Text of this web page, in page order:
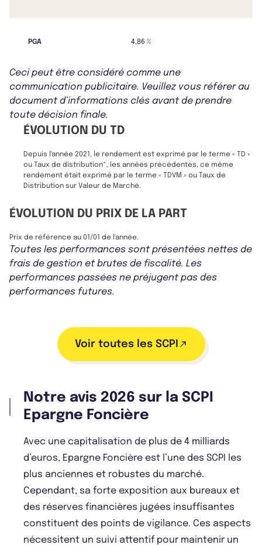
PGA 4,86 %
Ceci peut être considéré comme une
communication publicitaire. Veuillez vous référer au
document d’informations clés avant de prendre
toute décision finale.
ÉVOLUTION DU TD
Depuis l'année 2021, le rendement est exprimé par le terme « TD »
ou Taux de distribution*, les années précédentes, ce même
rendement était exprimé par le terme « TDVM » ou Taux de
Distribution sur Valeur de Marché.
ÉVOLUTION DU PRIX DE LA PART
Prix de référence au 01/01 de l'année.
Toutes les performances sont présentées nettes de
frais de gestion et brutes de fiscalité. Les
performances passées ne préjugent pas des
performances futures.
Voir toutes les SCPI
Notre avis 2026 sur la SCPI
Epargne Foncière
Avec une capitalisation de plus de 4 milliards
d’euros, Epargne Foncière est l’une des SCPI les
plus anciennes et robustes du marché.
Cependant, sa forte exposition aux bureaux et
des réserves financières jugées insuffisantes
constituent des points de vigilance. Ces aspects
nécessitent un suivi attentif pour maintenir un